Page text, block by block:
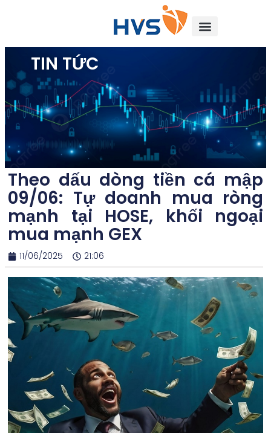
TIN TỨC
Theo dấu dòng tiền cá mập
09/06: Tự doanh mua ròng
mạnh tại HOSE, khối ngoại
mua mạnh GEX
11/06/2025 21:06